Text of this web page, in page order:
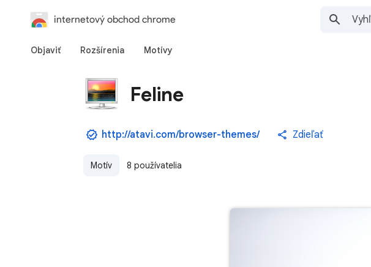
internetový obchod chrome
Objaviť Rozšírenia Motívy
Feline
http://atavi.com/browser-themes/ Zdieľať
Motív 8 používatelia